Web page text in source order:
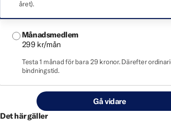
året).
Månadsmedlem
299 kr/mån
Testa 1 månad för bara 29 kronor. Därefter
bindningstid.
Gå vidare
Det här gäller